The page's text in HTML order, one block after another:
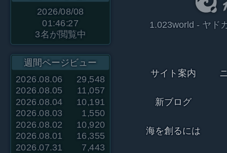
2026/08/08
01:46:27
3名が閲覧中
週間ページビュー
2026.08.06
29,548
2026.08.05
11,057
2026.08.04
10,191
2026.08.03
1,550
2026.08.02
10,920
2026.08.01
16,355
2026.07.31
7,443
1.023world - ヤド
サイト案内
新ブログ
海を創るには